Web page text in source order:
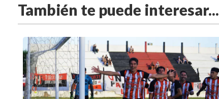
También te puede interesar...